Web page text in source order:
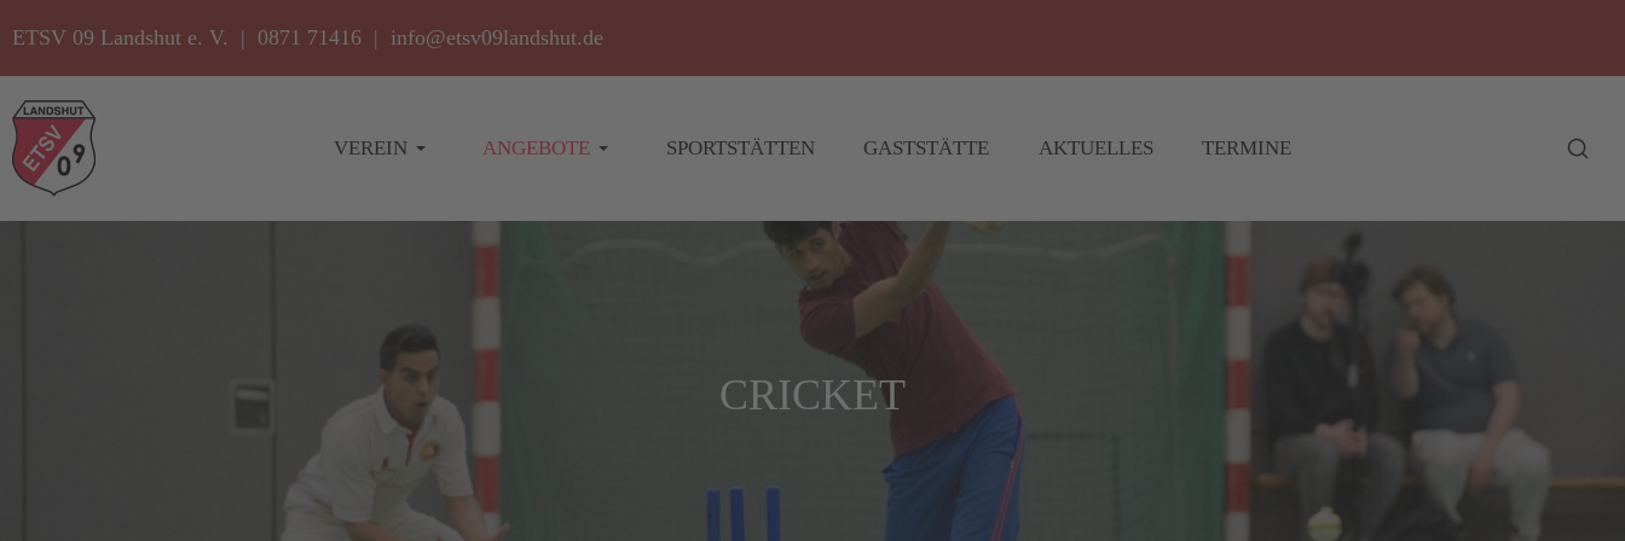
ETSV 09 Landshut e. V. | 0871 71416 | info@etsv09landshut.de
VEREIN ANGEBOTE SPORTSTÄTTEN GASTSTÄTTE AKTUELLES TERMINE
CRICKET